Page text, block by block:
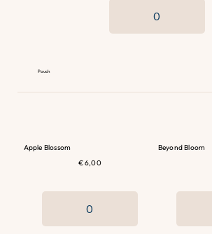
Pouch
Apple Blossom
€ 6,00
Beyond Bloom